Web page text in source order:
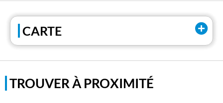
CARTE
TROUVER À PROXIMITÉ